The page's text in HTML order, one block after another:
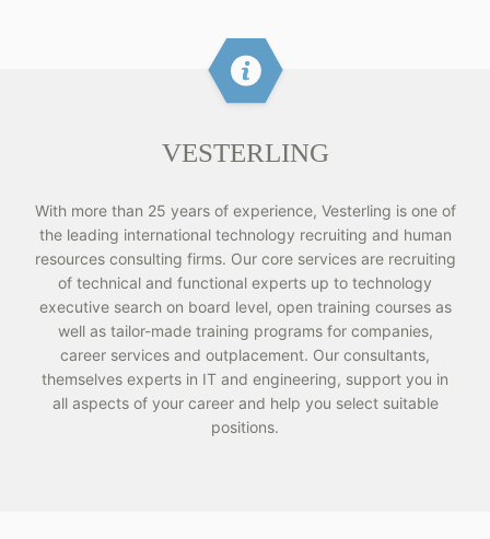
VESTERLING
With more than 25 years of experience, Vesterling is one of
the leading international technology recruiting and human
resources consulting firms. Our core services are recruiting
of technical and functional experts up to technology
executive search on board level, open training courses as
well as tailor-made training programs for companies,
career services and outplacement. Our consultants,
themselves experts in IT and engineering, support you in
all aspects of your career and help you select suitable
positions.